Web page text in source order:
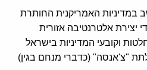
במדיניות האמריקנית החותרת
יצירת אלטרנטיבה אזורית
וקובעי המדיניות בישראל
"צ'אנסה" (כדברי מנחם בגין)